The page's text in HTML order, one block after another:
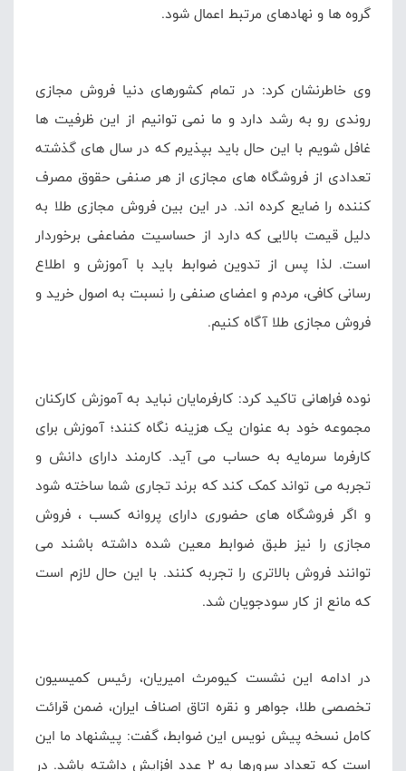
گروه ها و نهادهای مرتبط اعمال شود.
وی خاطرنشان کرد: در تمام کشورهای دنیا فروش مجازی
روندی رو به رشد دارد و ما نمی توانیم از این ظرفیت ها
غافل شویم با این حال باید بپذیرم که در سال های گذشته
تعدادی از فروشگاه های مجازی از هر صنفی حقوق مصرف
کننده را ضایع کرده اند. در این بین فروش مجازی طلا به
دلیل قیمت بالایی که دارد از حساسیت مضاعفی برخوردار
است. لذا پس از تدوین ضوابط باید با آموزش و اطلاع
رسانی کافی، مردم و اعضای صنفی را نسبت به اصول خرید و
فروش مجازی طلا آگاه کنیم.
نوده فراهانی تاکید کرد: کارفرمایان نباید به آموزش کارکنان
مجموعه خود به عنوان یک هزینه نگاه کنند؛ آموزش برای
کارفرما سرمایه به حساب می آید. کارمند دارای دانش و
تجربه می تواند کمک کند که برند تجاری شما ساخته شود
و اگر فروشگاه های حضوری دارای پروانه کسب ، فروش
مجازی را نیز طبق ضوابط معین شده داشته باشند می
توانند فروش بالاتری را تجربه کنند. با این حال لازم است
که مانع از کار سودجویان شد.
در ادامه این نشست کیومرث امیریان، رئیس کمیسیون
تخصصی طلا، جواهر و نقره اتاق اصناف ایران، ضمن قرائت
کامل نسخه پیش نویس این ضوابط، گفت: پیشنهاد ما این
است که تعداد سرورها به ۲ عدد افزایش داشته باشد. در